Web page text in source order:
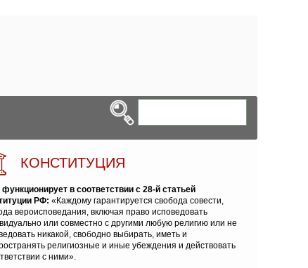
КОНСТИТУЦИЯ
в соответствии с 28-й статьей
РФ: «Каждому гарантируется свобода совести,
вероисповедания, включая право исповедовать
или совместно с другими любую религию или не
никакой, свободно выбирать, иметь и
религиозные и иные убеждения и действовать
с ними».